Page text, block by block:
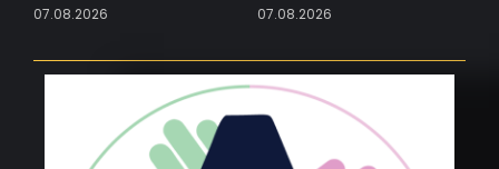
07.08.2026 07.08.2026